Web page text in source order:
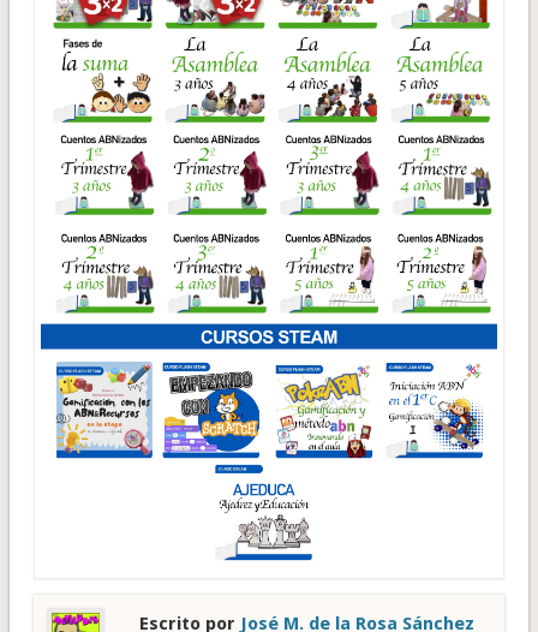
Escrito por José M. de la Rosa Sánchez